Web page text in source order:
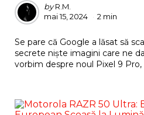
Posted
by
by R.M.
mai 15, 2024
2 min
Se pare că Google a lăsat să
secrete niște imagini care ne
vorbim despre noul Pixel 9 Pro,